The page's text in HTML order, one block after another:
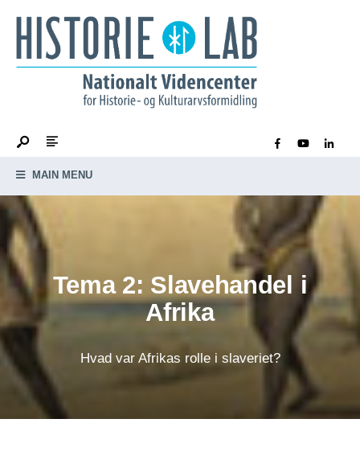
MAIN MENU
Tema 2: Slavehandel i
Afrika
Hvad var Afrikas rolle i slaveriet?